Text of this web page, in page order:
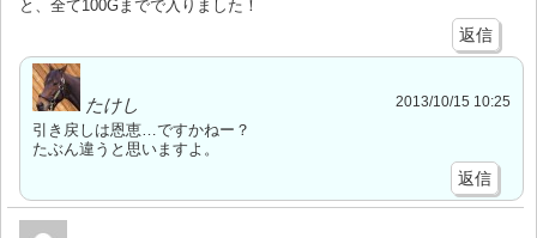
と、全て100Gまでで入りました！
返信
たけし 2013/10/15 10:25
引き戻しは恩恵…ですかねー？
たぶん違うと思いますよ。
返信